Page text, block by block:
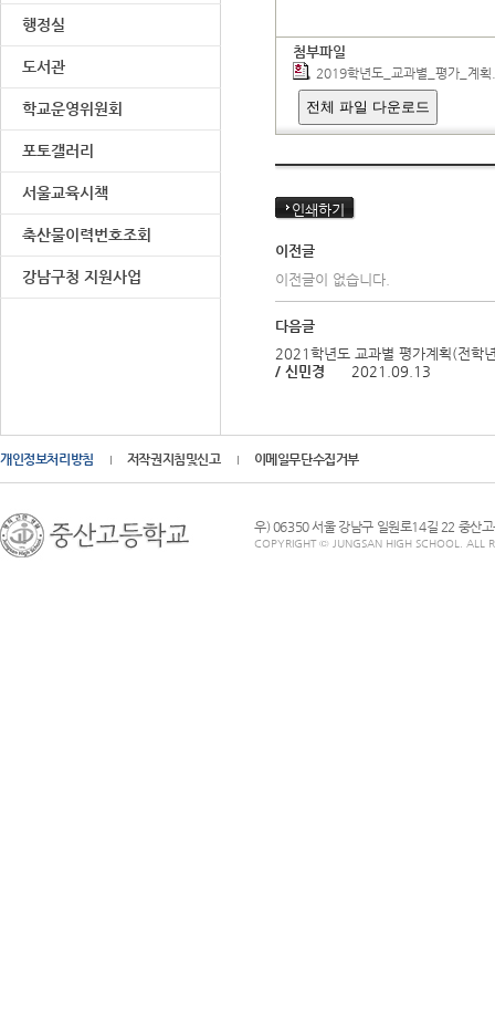
행정실
도서관
학교운영위원회
포토갤러리
서울교육시책
축산물이력번호조회
강남구청 지원사업
첨부파일
2019학년도_교과별_평가_계
전체 파일 다운로드
인쇄하기
이전글
이전글이 없습니다.
다음글
2021학년도 교과별 평가계획(전학
/ 신민경
2021.09.13
개인정보처리방침 저작권지침및신고 이메일무단수집거부
우) 06350 서울 강남구 일원로14길 22 중산
COPYRIGHT © JUNGSAN HIGH SCHOOL. ALL